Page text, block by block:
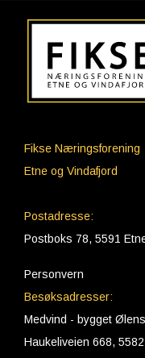
Fikse Næringsforening
Etne og Vindafjord
Postadresse:
Postboks 78, 5591
Personvern
Besøksadresser:
Medvind - bygget
Haukeliveien 668,